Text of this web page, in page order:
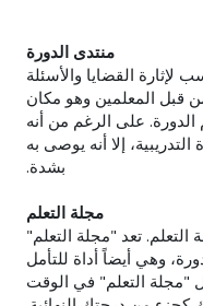
منتدى الدورة
لإثارة القضايا والأسئلة
من قبل المعلمين وهو مكان
على الرغم من أنه
إلا أنه يوصى به
بشدة.
مجلة التعلم
تعد "مجلة التعلم"
وهي أيضاً أداة للتأمل
"مجلة التعلم" في الوقت